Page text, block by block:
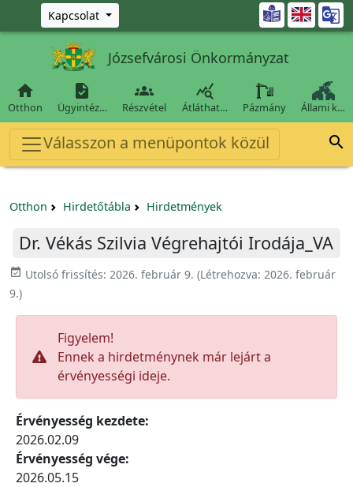
Ugrás a fő tartalomra
Kapcsolat 
Józsefvárosi Önkormányzat

Otthon

Ügyintéz…

Részvétel

Átláthat… Pázmány Állami k…
Válasszon a menüpontok közül 
Otthon Hirdetőtábla Hirdetmények
Dr. Vékás Szilvia Végrehajtói Irodája_VA
event_available Utolsó frissítés: 2026. február 9. (Létrehozva: 2026. február
9.)
Figyelem!
Ennek a hirdetménynek már lejárt a
érvényességi ideje.
Érvényesség kezdete:
2026.02.09
Érvényesség vége:
2026.05.15